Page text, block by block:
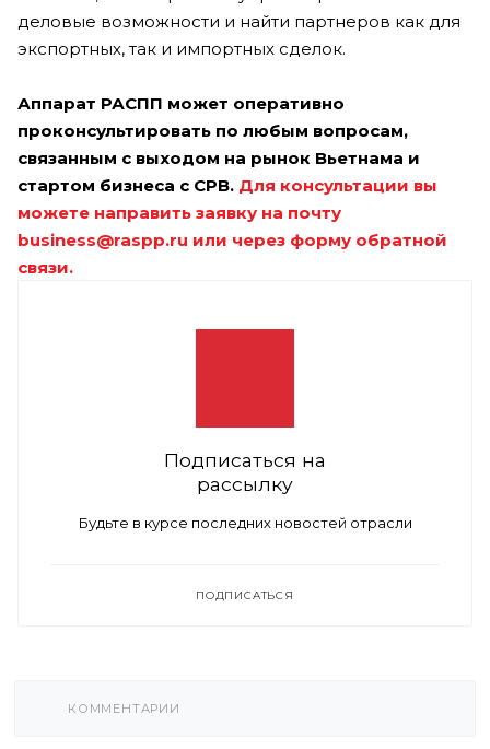
деловые возможности и найти партнеров как для
экспортных, так и импортных сделок.
Аппарат РАСПП может оперативно
проконсультировать по любым вопросам,
связанным с выходом на рынок Вьетнама и
стартом бизнеса с СРВ. Для консультации вы
можете направить заявку на почту
business@raspp.ru или через форму обратной
связи.
Подписаться на
рассылку
Будьте в курсе последних новостей отрасли
ПОДПИСАТЬСЯ
КОММЕНТАРИИ